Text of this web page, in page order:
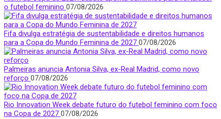
o futebol feminino 07/08/2026
Fifa divulga estratégia de sustentabilidade e direitos humanos
para a Copa do Mundo Feminina de 2027 07/08/2026
Palmeiras anuncia Antonia Silva, ex-Real Madrid, como novo
reforço 07/08/2026
Rio Innovation Week debate futuro do futebol feminino com foco
na Copa de 2027 07/08/2026